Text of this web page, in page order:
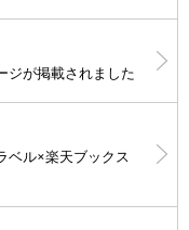
ジが掲載されました
ベル×楽天ブックス